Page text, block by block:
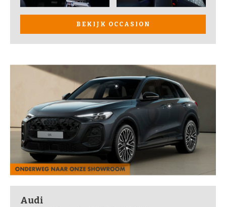
BEKIJK OCCASION
Audi